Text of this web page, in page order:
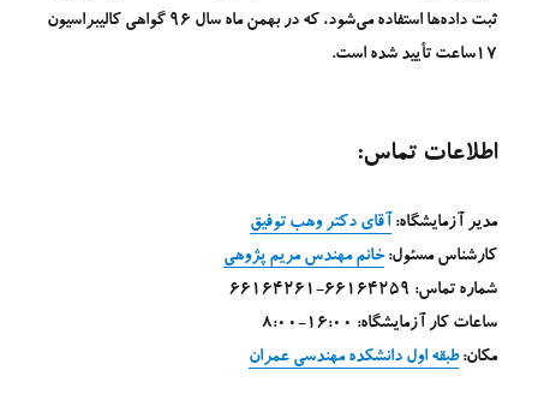
ثبت داده‌ها استفاده می‌شود، که در بهمن ماه سال 96 گواهی کالیبراسیون
17ساعت تأیید شده است.
اطلاعات تماس:
مدیر آزمایشگاه: آقای دکتر وهب توفیق
کارشناس مسئول:خانم مهندس مریم پژوهی
شماره تماس:‌ 66164259-66164261
ساعات کار آزمایشگاه: 16:00-8:00
مکان:طبقه اول دانشکده مهندسی عمران